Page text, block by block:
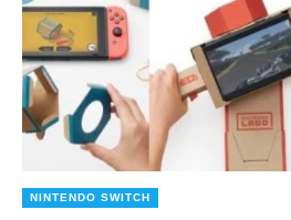
NINTENDO SWITCH